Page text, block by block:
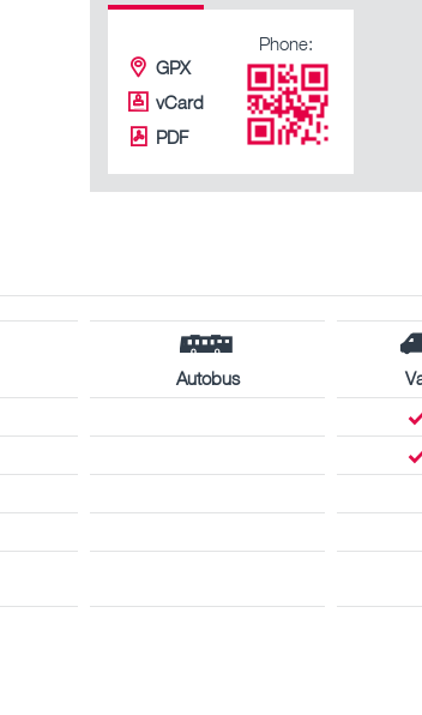
GPX
vCard
PDF
Phone:
Autobus